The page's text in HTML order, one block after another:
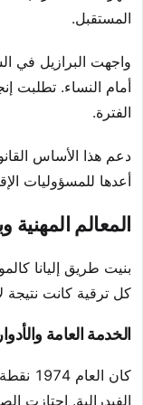
المستقبل.
واجهت البرازيل في
أمام النساء. تطلبت
الفترة.
دعم هذا الأساس
أعدها للمسؤوليات
المعالم المهنية
بنيت طريق إليانا
كل ترقية كانت نتيجة
الخدمة العامة
كان
الفيدرالية. اجتازت